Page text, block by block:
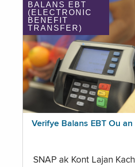
BALANS EBT
(ELECTRONIC
BENEFIT
TRANSFER)
Verifye Balans EBT Ou an
SNAP ak Kont Lajan Kach